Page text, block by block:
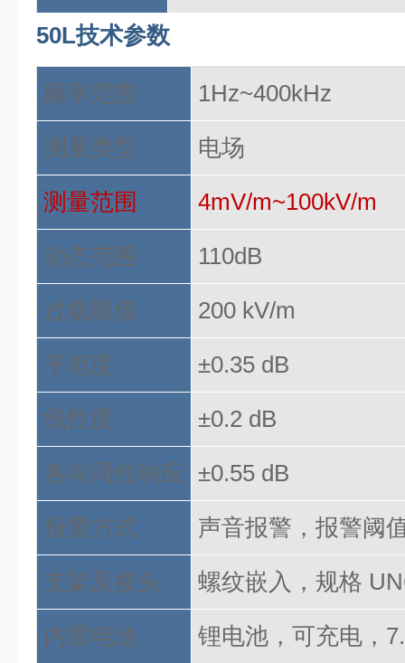
50L技术参数
频率范围
1Hz~400kHz
测量类型
电场
测量范围
4mV/m~100kV/m
动态范围
110dB
过载限值
200 kV/m
平坦度
±0.35 dB
线性度
±0.2 dB
各向同性响应 ±0.55 dB
报警方式
声音报警，报警阈
支架及接头
螺纹嵌入，规格
内置电池
锂电池，可充电，